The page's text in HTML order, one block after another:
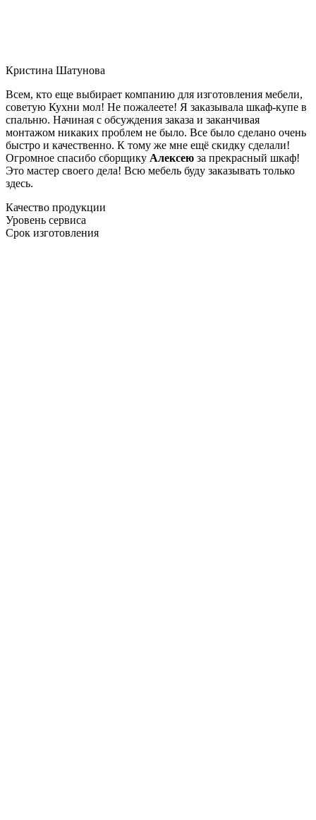
Кристина Шатунова
Всем, кто еще выбирает компанию для изготовления мебели,
советую Кухни мол! Не пожалеете! Я заказывала шкаф-купе в
спальню. Начиная с обсуждения заказа и заканчивая
монтажом никаких проблем не было. Все было сделано очень
быстро и качественно. К тому же мне ещё скидку сделали!
Огромное спасибо сборщику Алексею за прекрасный шкаф!
Это мастер своего дела! Всю мебель буду заказывать только
здесь.
Качество продукции
Уровень сервиса
Срок изготовления